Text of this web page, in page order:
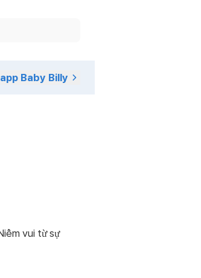
Baby Billy
vui từ sự